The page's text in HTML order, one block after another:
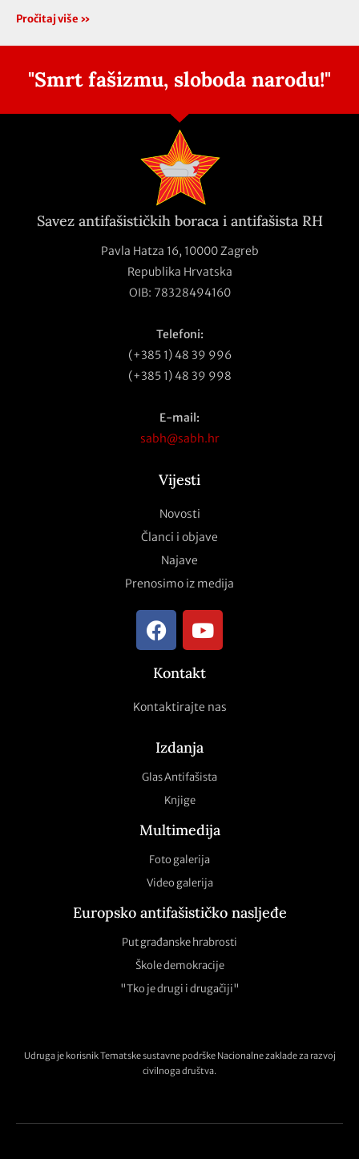
Pročitaj više »
"Smrt fašizmu, sloboda narodu!"
Savez antifašističkih boraca i antifašista RH
Pavla Hatza 16, 10000 Zagreb
Republika Hrvatska
OIB: 78328494160
Telefoni:
(+385 1) 48 39 996
(+385 1) 48 39 998
E-mail:
sabh@sabh.hr
Vijesti
Novosti
Članci i objave
Najave
Prenosimo iz medija
Kontakt
Kontaktirajte nas
Izdanja
Glas Antifašista
Knjige
Multimedija
Foto galerija
Video galerija
Europsko antifašističko nasljeđe
Put građanske hrabrosti
Škole demokracije
"Tko je drugi i drugačiji"
Udruga je korisnik Tematske sustavne podrške Nacionalne zaklade za razvoj
civilnoga društva.